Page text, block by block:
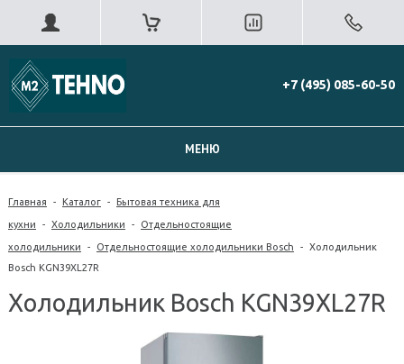
+7 (495) 085-60-50
МЕНЮ
Главная - Каталог - Бытовая техника для
кухни - Холодильники - Отдельностоящие
холодильники - Отдельностоящие холодильники Bosch - Холодильник
Bosch KGN39XL27R
Холодильник Bosch KGN39XL27R